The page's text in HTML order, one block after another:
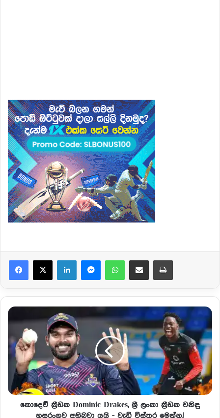
කොදෙව් ක්‍රීඩක Dominic Drakes, ශ්‍රී ලංකා ක්‍රීඩක වනිඳු
හසරංගව අභිබවා යයි - වැඩි විස්තර මෙන්න.!